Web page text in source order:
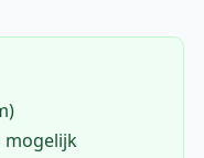
mogelijk